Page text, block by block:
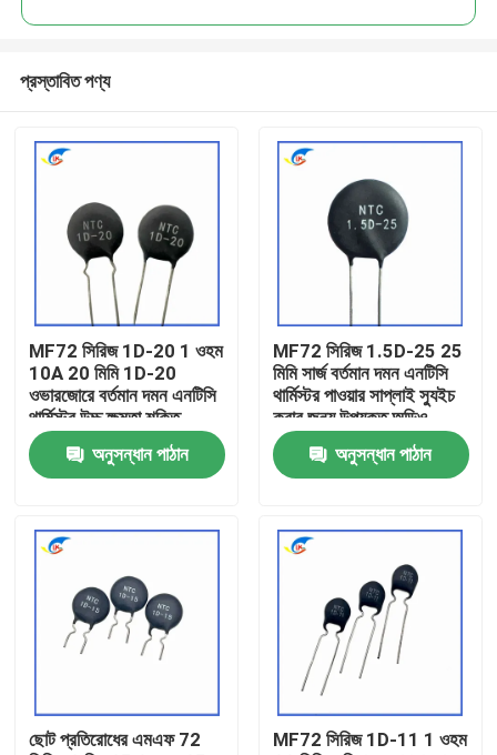
পণ্য
ভিডিও
কারখানা পরিদর্শন
প্রস্তাবিত পণ্য
MF72 সিরিজ 1D-20 1 ওহম
10A 20 মিমি 1D-20
ওভারজোরে বর্তমান দমন এনটিসি
থার্মিস্টর উচ্চ ক্ষমতা শক্তি
সরবরাহের জন্য উপযুক্ত
অনুসন্ধান পাঠান
MF72 সিরিজ 1.5D-25 25
মিমি সার্জ বর্তমান দমন এনটিসি
থার্মিস্টর পাওয়ার সাপ্লাই স্যুইচ
করার জন্য উপযুক্ত অডিও
এম্প্লিফায়ার
অনুসন্ধান পাঠান
ছোট প্রতিরোধের এমএফ 72
MF72 সিরিজ 1D-11 1 ওহম